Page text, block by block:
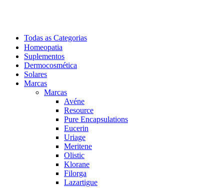
Todas as Categorias
Homeopatia
Suplementos
Dermocosmética
Solares
Marcas
Marcas
Avéne
Resource
Pure Encapsulations
Eucerin
Uriage
Meritene
Olistic
Klorane
Filorga
Lazartigue